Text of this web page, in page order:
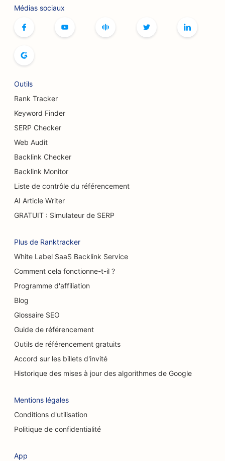
comblement
SEO pour les boulangeries
SEO pour les brasseries
mammaire
SEO pour les restaurants buffets
SEO pour les camions à hamburgers
SEO pour les pâtisseries
SEO pour les restaurants décontractés
SEO pour les magasins de tapis et de
SEO pour les stations-service
SEO pour les concessionnaires automobiles
SEO pour les services de nettoyage
SEO pour les chiropracteurs
SEO pour les cafés à chats
Référencement pour les services de peeling
chimique
Médias sociaux
Outils
Rank Tracker
Keyword Finder
SERP Checker
Web Audit
Backlink Checker
Backlink Monitor
Liste de contrôle du référencement
AI Article Writer
GRATUIT : Simulateur de SERP
Plus de Ranktracker
White Label SaaS Backlink Service
Comment cela fonctionne-t-il ?
Programme d'affiliation
Blog
Glossaire SEO
Guide de référencement
Outils de référencement gratuits
Accord sur les billets d'invité
Historique des mises à jour des algorithmes de Google
Mentions légales
Conditions d'utilisation
Politique de confidentialité
App